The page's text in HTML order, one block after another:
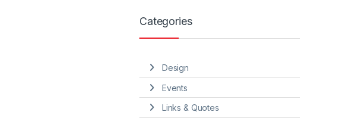
Categories
Design
Events
Links & Quotes